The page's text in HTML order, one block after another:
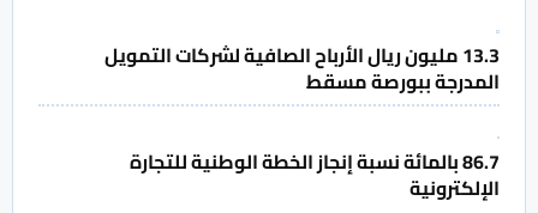
13.3 مليون ريال الأرباح الصافية لشركات التمويل
المدرجة ببورصة مسقط
86.7 بالمائة نسبة إنجاز الخطة الوطنية للتجارة
الإلكترونية